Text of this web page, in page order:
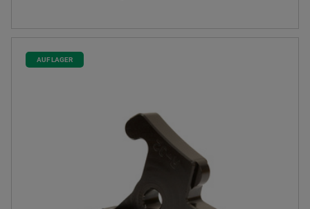
AUF LAGER